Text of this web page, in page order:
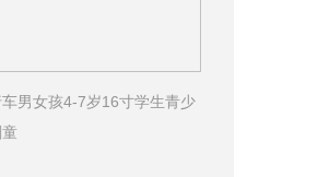
男女孩4-7岁16寸学生青少